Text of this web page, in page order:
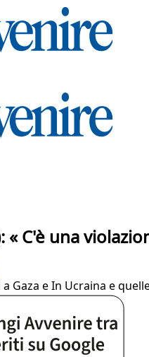
« C'è una
Gaza e In Ucraina e